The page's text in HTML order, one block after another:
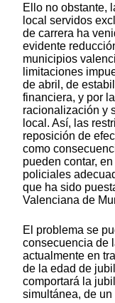
Ello no obstante,
local servidos
de carrera ha
evidente
municipios
limitaciones
de abril, de
financiera, y por
racionalización y
local. Así, las
reposición de
como
pueden contar,
policiales
que ha sido
Valenciana de
El problema se
consecuencia de
actualmente en
de la edad de
comportará la
simultánea, de